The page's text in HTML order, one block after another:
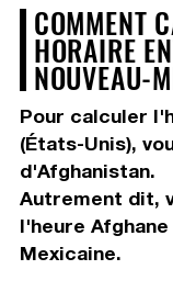
COMMENT
HORAIRE
NOUVEAU-
Pour calculer
(États-Unis),
d'Afghanistan.
Autrement dit,
l'heure
Mexicaine.